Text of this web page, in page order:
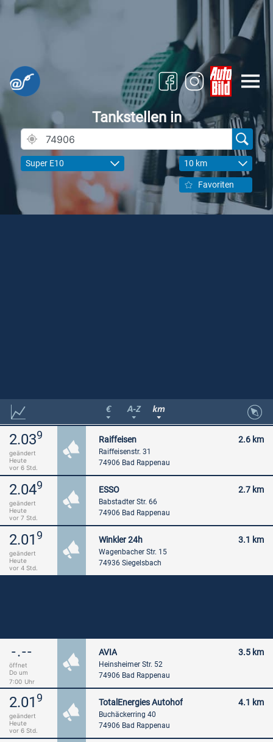
Tankstellen in
Super E10 10 km
Favoriten
2.039
geändert
Heute
vor 6 Std.
Raiffeisen 2.6 km
Raiffeisenstr. 31
74906 Bad Rappenau
2.049
geändert
Heute
vor 7 Std.
ESSO 2.7 km
Babstadter Str. 66
74906 Bad Rappenau
2.01 9
geändert
Heute
vor 4 Std.
Winkler 24h 3.1 km
Wagenbacher Str. 15
74936 Siegelsbach
-.--
öffnet
Do um
7:00 Uhr
AVIA 3.5 km
Heinsheimer Str. 52
74906 Bad Rappenau
2.01 9
geändert
Heute
vor 6 Std.
TotalEnergies Autohof 4.1 km
Buchäckerring 40
74906 Bad Rappenau